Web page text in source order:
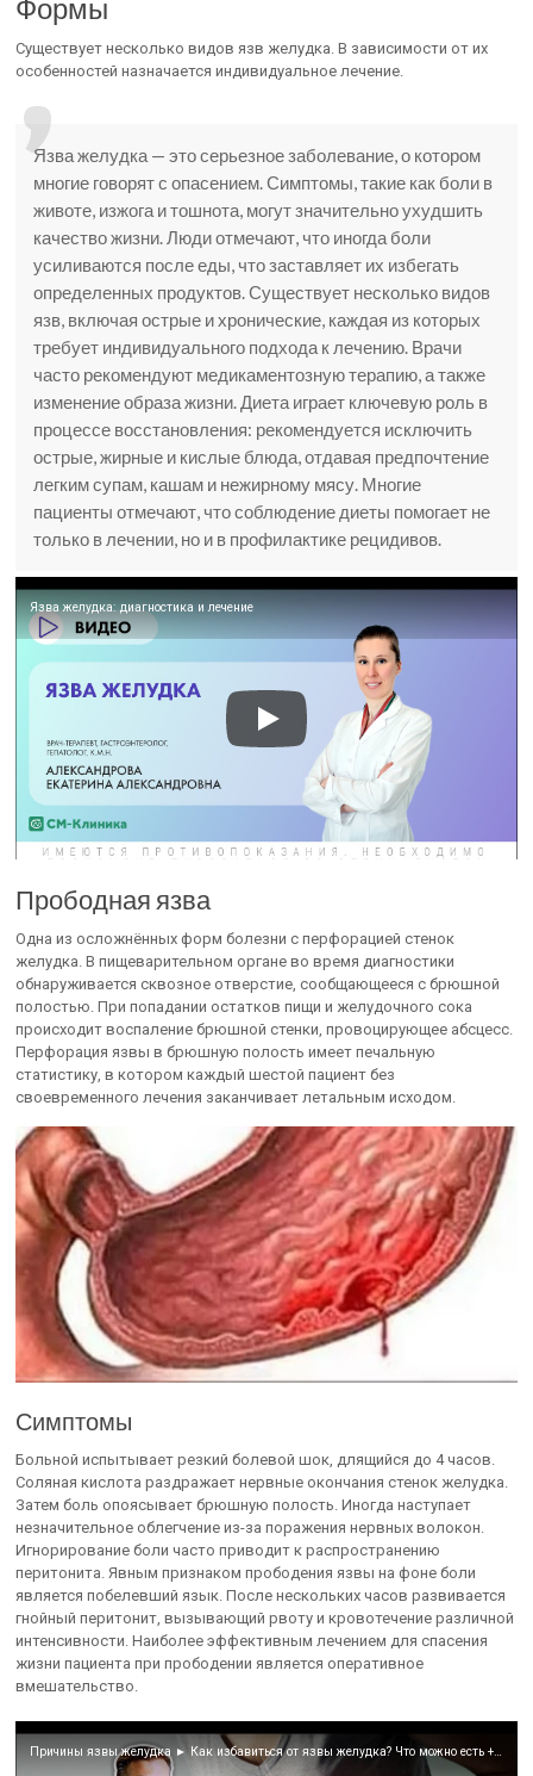
Формы
Существует несколько видов язв желудка. В зависимости от их
особенностей назначается индивидуальное лечение.
Язва желудка — это серьезное заболевание, о котором
многие говорят с опасением. Симптомы, такие как боли в
животе, изжога и тошнота, могут значительно ухудшить
качество жизни. Люди отмечают, что иногда боли
усиливаются после еды, что заставляет их избегать
определенных продуктов. Существует несколько видов
язв, включая острые и хронические, каждая из которых
требует индивидуального подхода к лечению. Врачи
часто рекомендуют медикаментозную терапию, а также
изменение образа жизни. Диета играет ключевую роль в
процессе восстановления: рекомендуется исключить
острые, жирные и кислые блюда, отдавая предпочтение
легким супам, кашам и нежирному мясу. Многие
пациенты отмечают, что соблюдение диеты помогает не
только в лечении, но и в профилактике рецидивов.
Язва желудка: диагностика и лечение
Прободная язва
Одна из осложнённых форм болезни с перфорацией стенок
желудка. В пищеварительном органе во время диагностики
обнаруживается сквозное отверстие, сообщающееся с брюшной
полостью. При попадании остатков пищи и желудочного сока
происходит воспаление брюшной стенки, провоцирующее абсцесс.
Перфорация язвы в брюшную полость имеет печальную
статистику, в котором каждый шестой пациент без
своевременного лечения заканчивает летальным исходом.
Симптомы
Больной испытывает резкий болевой шок, длящийся до 4 часов.
Соляная кислота раздражает нервные окончания стенок желудка.
Затем боль опоясывает брюшную полость. Иногда наступает
незначительное облегчение из-за поражения нервных волокон.
Игнорирование боли часто приводит к распространению
перитонита. Явным признаком прободения язвы на фоне боли
является побелевший язык. После нескольких часов развивается
гнойный перитонит, вызывающий рвоту и кровотечение различной
интенсивности. Наиболее эффективным лечением для спасения
жизни пациента при прободении является оперативное
вмешательство.
Причины язвы желудка ► Как избавиться от язвы желудка? Что можно есть + диета